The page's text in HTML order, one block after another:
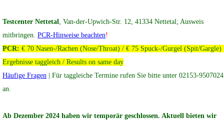
Testcenter Nettetal, Van-der-Upwich-Str. 12, 41334 Nettetal; Ausweis
mitbringen. PCR-Hinweise beachten!
PCR: € 70 Nasen-/Rachen (Nose/Throat) / € 75 Spuck-/Gurgel (Spit/Gargle)
Ergebnisse taggleich / Results on same day
Häufige Fragen | Für taggleiche Termine rufen Sie bitte unter 02153-9507024
an.
Ab Dezember 2024 haben wir temporär geschlossen. Aktuell bieten wir